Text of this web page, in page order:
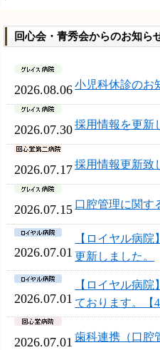
回心会・青秀会からのお知ら
2026.08.06小児科休診のお
2026.07.30採用情報を更新
2026.07.17採用情報更新致
2026.07.15 口腔管理に関す
2026.07.01
【ロイヤル病
更新しました。
2026.07.01
【ロイヤル病
ております。【
2026.07.01 歯科連携（口腔